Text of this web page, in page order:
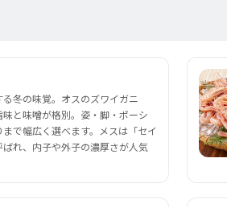
冬の味覚。オスのズワイガニ
と味噌が格別。姿・脚・ポーシ
まで幅広く選べます。メスは「セイ
ばれ、内子や外子の濃厚さが人気